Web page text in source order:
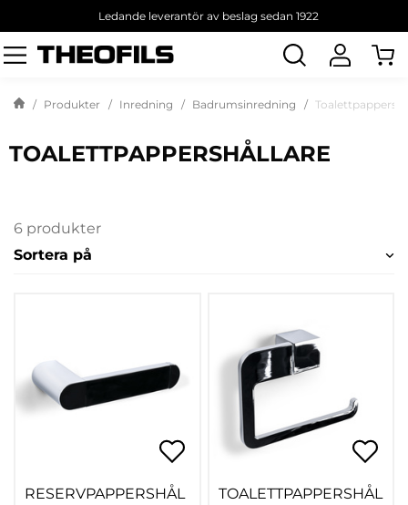
Ledande leverantör av beslag sedan 1922
Sök
produkt
Produkter Inredning Badrumsinredning
TOALETTPAPPERSHÅLLARE
6 produkter
Sortera på
RESERVPAPPERSHÅL
TOALETTPAPPERSHÅL